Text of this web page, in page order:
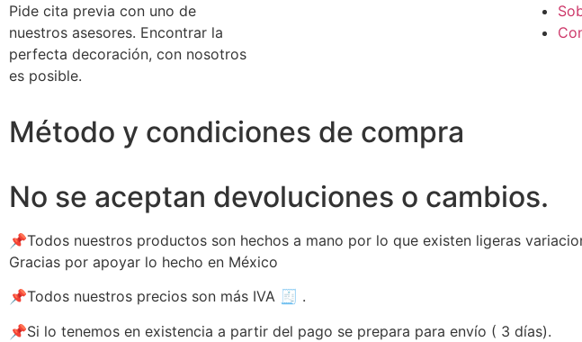
Pide cita previa con uno de
nuestros asesores. Encontrar la
perfecta decoración, con nosotros
es posible.
Método y condiciones de compra
No se aceptan devoluciones o cambios.
📌Todos nuestros productos son hechos a mano por lo que existen ligeras
Gracias por apoyar lo hecho en México
📌Todos nuestros precios son más IVA 🧾 .
📌Si lo tenemos en existencia a partir del pago se prepara para envío ( 3 días).